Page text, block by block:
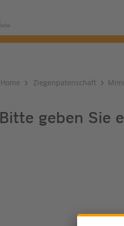
Home Ziegenpatenschaft Mimi
Bitte geben Sie